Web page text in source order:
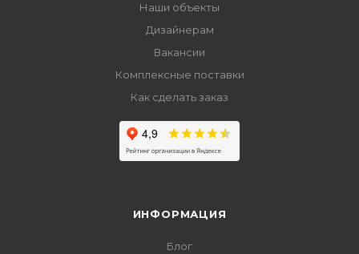
Наши объекты
Дизайнерам
Вакансии
Комплексные поставки
Как сделать заказ
ИНФОРМАЦИЯ
Блог